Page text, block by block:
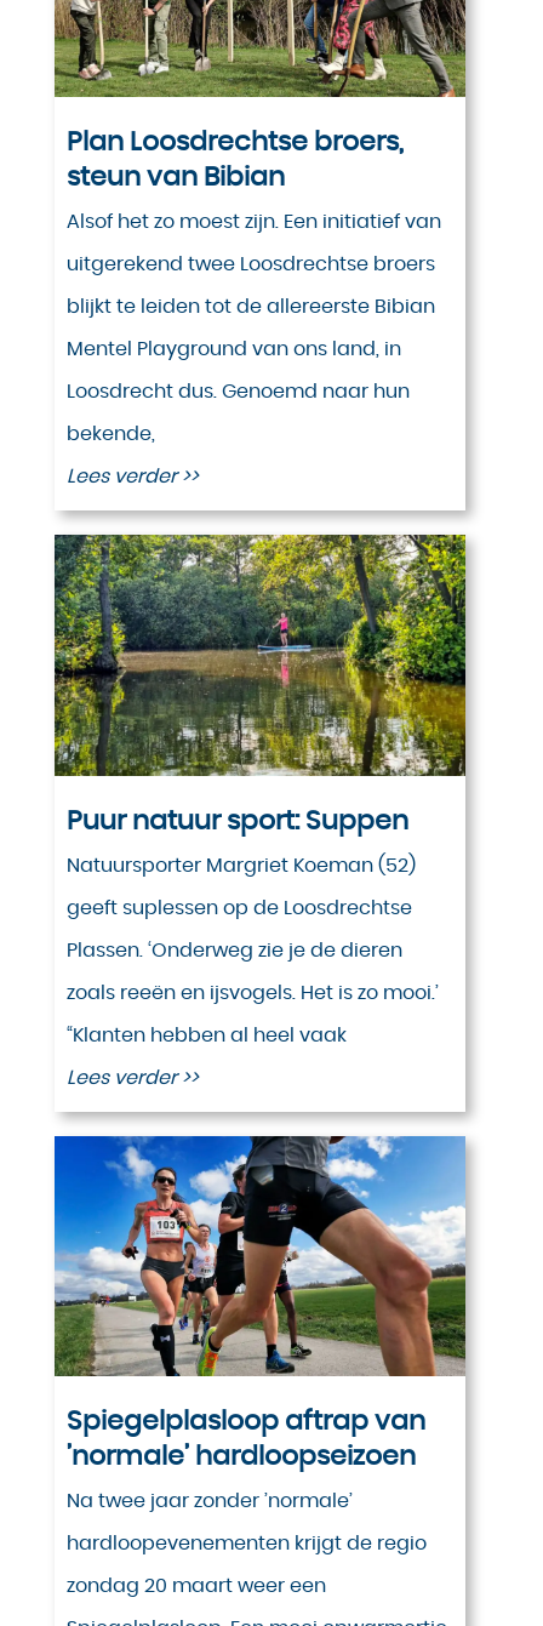
Plan Loosdrechtse broers,
steun van Bibian
Alsof het zo moest zijn. Een initiatief van
uitgerekend twee Loosdrechtse broers
blijkt te leiden tot de allereerste Bibian
Mentel Playground van ons land, in
Loosdrecht dus. Genoemd naar hun
bekende,
Lees verder >>
Puur natuur sport: Suppen
Natuursporter Margriet Koeman (52)
geeft suplessen op de Loosdrechtse
Plassen. ‘Onderweg zie je de dieren
zoals reeën en ijsvogels. Het is zo mooi.’
“Klanten hebben al heel vaak
Lees verder >>
Spiegelplasloop aftrap van
’normale’ hardloopseizoen
Na twee jaar zonder ’normale’
hardloopevenementen krijgt de regio
zondag 20 maart weer een